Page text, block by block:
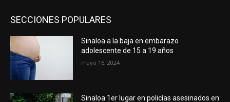
SECCIONES POPULARES
Sinaloa a la baja en embarazo
adolescente de 15 a 19 años
mayo 16, 2024
Sinaloa 1er lugar en policías asesinados en